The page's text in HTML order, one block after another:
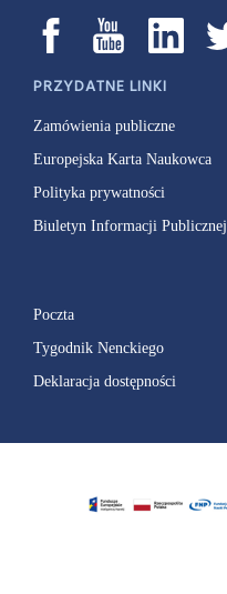
PRZYDATNE LINKI
Zamówienia publiczne
Europejska Karta Naukowca
Polityka prywatności
Biuletyn Informacji Publicznej
Poczta
Tygodnik Nenckiego
Deklaracja dostępności